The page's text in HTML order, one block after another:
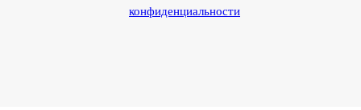
конфиденциальности